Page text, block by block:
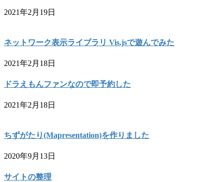
2021年2月19日
ネットワーク表示ライブラリ Vis.jsで遊んでみた
2021年2月18日
ドラえもんファンなので即予約した
2021年2月18日
ちずがたり(Mapresentation)を作りました
2020年9月13日
サイトの整理